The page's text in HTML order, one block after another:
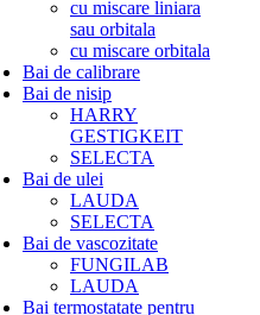
cu miscare liniara
sau orbitala
cu miscare orbitala
Bai de calibrare
Bai de nisip
HARRY
GESTIGKEIT
SELECTA
Bai de ulei
LAUDA
SELECTA
Bai de vascozitate
FUNGILAB
LAUDA
Bai termostatate pentru